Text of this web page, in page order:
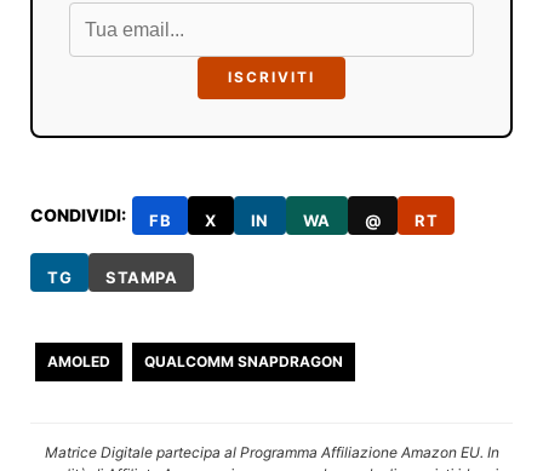
ISCRIVITI
CONDIVIDI: FB X IN WA @ RT
TG STAMPA
AMOLED QUALCOMM SNAPDRAGON
Matrice Digitale partecipa al Programma Affiliazione Amazon EU. In